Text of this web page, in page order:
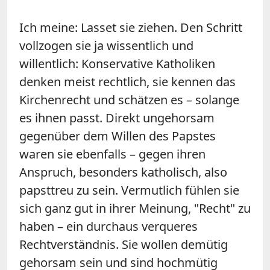
Ich meine: Lasset sie ziehen. Den Schritt
vollzogen sie ja wissentlich und
willentlich: Konservative Katholiken
denken meist rechtlich, sie kennen das
Kirchenrecht und schätzen es – solange
es ihnen passt. Direkt ungehorsam
gegenüber dem Willen des Papstes
waren sie ebenfalls – gegen ihren
Anspruch, besonders katholisch, also
papsttreu zu sein. Vermutlich fühlen sie
sich ganz gut in ihrer Meinung, "Recht" zu
haben – ein durchaus verqueres
Rechtverständnis. Sie wollen demütig
gehorsam sein und sind hochmütig